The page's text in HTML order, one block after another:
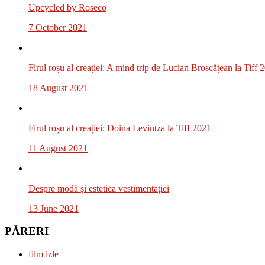
Upcycled by Roseco
7 October 2021
Firul roșu al creației: A mind trip de Lucian Broscățean la Tiff
18 August 2021
Firul roșu al creației: Doina Levintza la Tiff 2021
11 August 2021
Despre modă și estetica vestimentației
13 June 2021
PĂRERI
film izle